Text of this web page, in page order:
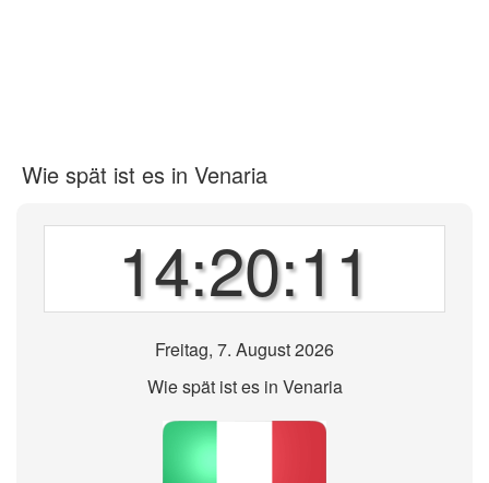
Wie spät ist es in Venaria
14:20:11
Freitag, 7. August 2026
Wie spät ist es in Venaria